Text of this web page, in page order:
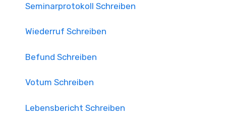
Seminarprotokoll Schreiben
Wiederruf Schreiben
Befund Schreiben
Votum Schreiben
Lebensbericht Schreiben